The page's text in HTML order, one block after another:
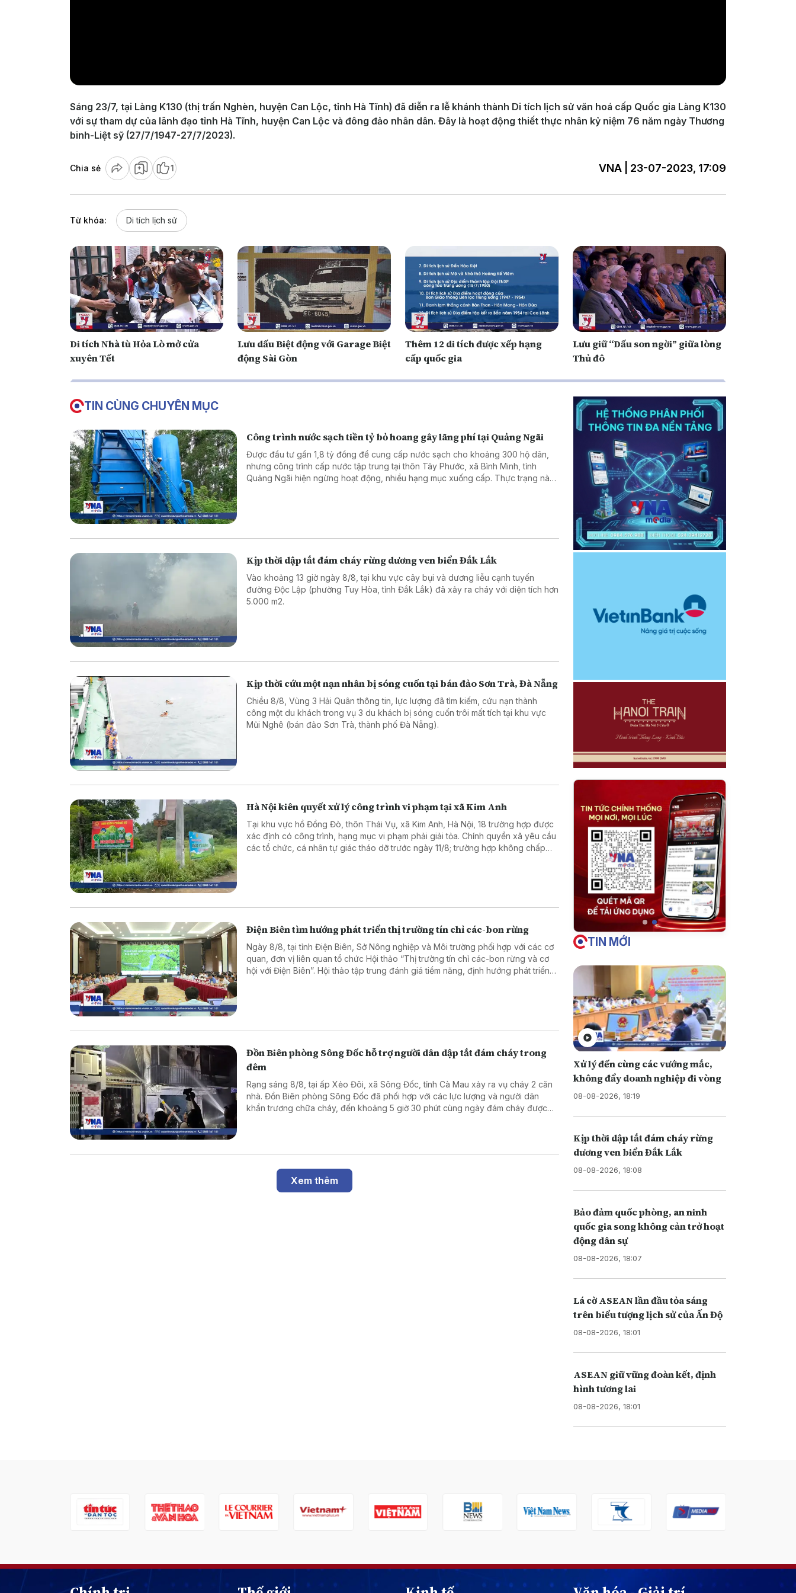
Sáng 23/7, tại Làng K130 (thị trấn Nghèn, huyện Can Lộc, tỉnh Hà Tĩnh) đã diễn ra lễ khánh thành Di tích lịch sử văn hoá cấp Quốc gia Làng K130
với sự tham dự của lãnh đạo tỉnh Hà Tĩnh, huyện Can Lộc và đông đảo nhân dân. Đây là hoạt động thiết thực nhân kỷ niệm 76 năm ngày Thương
binh-Liệt sỹ (27/7/1947-27/7/2023).
Chia sẻ 1 VNA | 23-07-2023, 17:09
Từ khóa: Di tích lịch sử
Di tích Nhà tù Hỏa Lò mở cửa
xuyên Tết
Lưu dấu Biệt động với Garage Biệt
động Sài Gòn
Thêm 12 di tích được xếp hạng
cấp quốc gia
Lưu giữ “Dấu son ngời” giữa lòng
Thủ đô
TIN CÙNG CHUYÊN MỤC
Công trình nước sạch tiền tỷ bỏ hoang gây lãng phí tại Quảng Ngãi
Được đầu tư gần 1,8 tỷ đồng để cung cấp nước sạch cho khoảng 300 hộ dân,
nhưng công trình cấp nước tập trung tại thôn Tây Phước, xã Bình Minh, tỉnh
Quảng Ngãi hiện ngừng hoạt động, nhiều hạng mục xuống cấp. Thực trạng này
Kịp thời dập tắt đám cháy rừng dương ven biển Đắk Lắk
Vào khoảng 13 giờ ngày 8/8, tại khu vực cây bụi và dương liễu cạnh tuyến
đường Độc Lập (phường Tuy Hòa, tỉnh Đắk Lắk) đã xảy ra cháy với diện tích hơn
5.000 m2.
Kịp thời cứu một nạn nhân bị sóng cuốn tại bán đảo Sơn Trà, Đà Nẵng
Chiều 8/8, Vùng 3 Hải Quân thông tin, lực lượng đã tìm kiếm, cứu nạn thành
công một du khách trong vụ 3 du khách bị sóng cuốn trôi mất tích tại khu vực
Mũi Nghê (bán đảo Sơn Trà, thành phố Đà Nẵng).
Hà Nội kiên quyết xử lý công trình vi phạm tại xã Kim Anh
Tại khu vực hồ Đồng Đò, thôn Thái Vụ, xã Kim Anh, Hà Nội, 18 trường hợp được
xác định có công trình, hạng mục vi phạm phải giải tỏa. Chính quyền xã yêu cầu
các tổ chức, cá nhân tự giác tháo dỡ trước ngày 11/8; trường hợp không chấp
Điện Biên tìm hướng phát triển thị trường tín chỉ các-bon rừng
Ngày 8/8, tại tỉnh Điện Biên, Sở Nông nghiệp và Môi trường phối hợp với các cơ
quan, đơn vị liên quan tổ chức Hội thảo “Thị trường tín chỉ các-bon rừng và cơ
hội với Điện Biên”. Hội thảo tập trung đánh giá tiềm năng, định hướng phát triển
Đồn Biên phòng Sông Đốc hỗ trợ người dân dập tắt đám cháy trong
đêm
Rạng sáng 8/8, tại ấp Xẻo Đôi, xã Sông Đốc, tỉnh Cà Mau xảy ra vụ cháy 2 căn
nhà. Đồn Biên phòng Sông Đốc đã phối hợp với các lực lượng và người dân
khẩn trương chữa cháy, đến khoảng 5 giờ 30 phút cùng ngày đám cháy được
Xem thêm
TIN MỚI
Xử lý đến cùng các vướng mắc,
không đẩy doanh nghiệp đi vòng
08-08-2026, 18:19
Kịp thời dập tắt đám cháy rừng
dương ven biển Đắk Lắk
08-08-2026, 18:08
Bảo đảm quốc phòng, an ninh
quốc gia song không cản trở hoạt
động dân sự
08-08-2026, 18:07
Lá cờ ASEAN lần đầu tỏa sáng
trên biểu tượng lịch sử của Ấn Độ
08-08-2026, 18:01
ASEAN giữ vững đoàn kết, định
hình tương lai
08-08-2026, 18:01